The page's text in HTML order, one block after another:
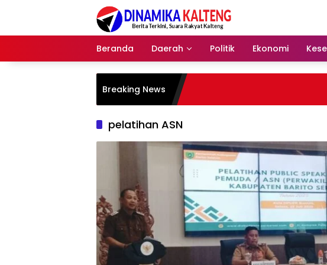
Beranda
Daerah Politik Ekonomi
Breaking News
pelatihan ASN